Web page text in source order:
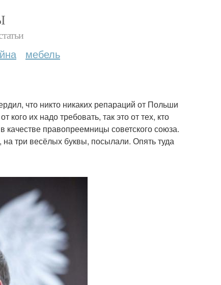
мебель
что никто никаких репараций от Польши
кого их надо требовать, так это от тех, кто
правопреемницы советского союза.
три весёлых буквы, посылали. Опять туда